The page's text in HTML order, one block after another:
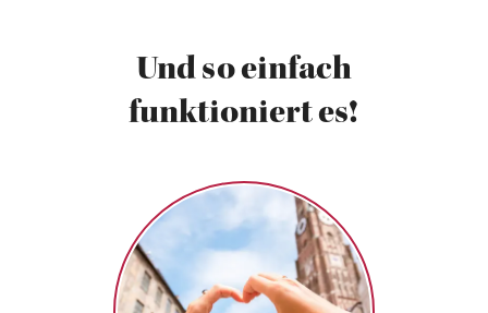
Und so einfach
funktioniert es!